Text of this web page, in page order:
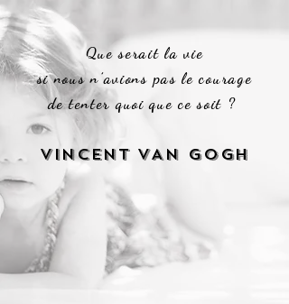
Que serait la vie
si nous n’avions pas le courage
de tenterquoi que ce soit ?
VINCENT VAN GOGH